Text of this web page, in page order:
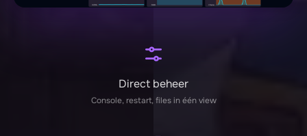
Direct beheer
Console, restart, files in één view